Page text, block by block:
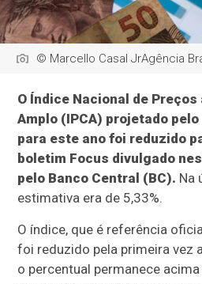
© Marcello Casal JrAgência
O Índice Nacional de
Amplo (IPCA) projetado
para este ano foi reduzido
boletim Focus divulgado
pelo Banco Central (BC). Na
estimativa era de 5,33%.
O índice, que é referência
foi reduzido pela primeira vez
o percentual permanece